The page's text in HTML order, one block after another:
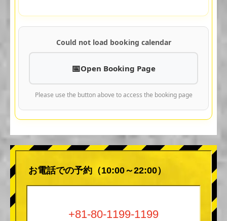
Could not load booking calendar
Open Booking Page
Please use the button above to access the booking page
お電話での予約（10:00～22:00）
+81-80-1199-1199